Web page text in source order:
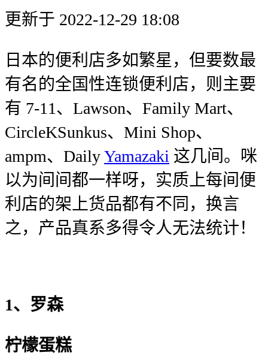
更新于 2022-12-29 18:08
日本的便利店多如繁星，但要数最
有名的全国性连锁便利店，则主要
有 7-11、Lawson、Family Mart、
CircleKSunkus、Mini Shop、
ampm、DailyYamazaki 这几间。咪
以为间间都一样呀，实质上每间便
利店的架上货品都有不同，换言
之，产品真系多得令人无法统计！
1、罗森
柠檬蛋糕